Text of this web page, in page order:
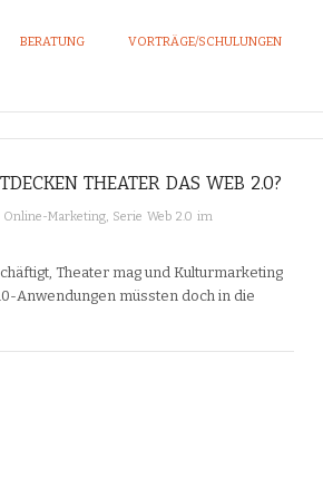
BERATUNG VORTRÄGE/SCHULUNGEN
THEATER DAS WEB 2.0?
Online-Marketing Serie Web 2.0 im
Theater mag und Kulturmarketing
Anwendungen müssten doch in die